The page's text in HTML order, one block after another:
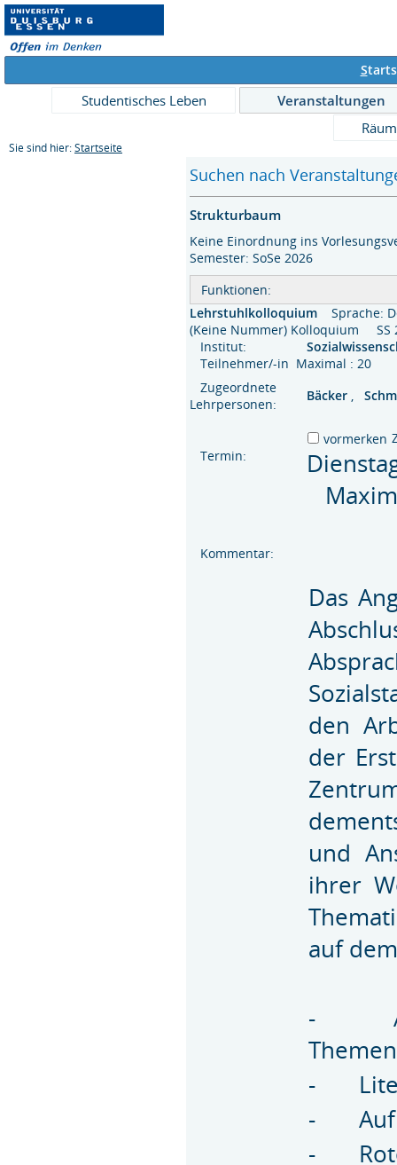
S
Studentisches Leben
Veranstaltungen
Sie sind hier: Startseite
Suchen nach
Strukturbaum
Keine Einordnung ins
Semester: SoSe 2026
Funktionen:
Lehrstuhlkolloquium
Sprache:
(Keine Nummer) Kolloquium
Institut:
Teilnehmer/-in Maximal : 20
Zugeordnete
Lehrpersonen:
Bäcker ,
vormerken
Termin:
Kommentar:
Das
den
der
und
ihrer
auf
-
-
-
-